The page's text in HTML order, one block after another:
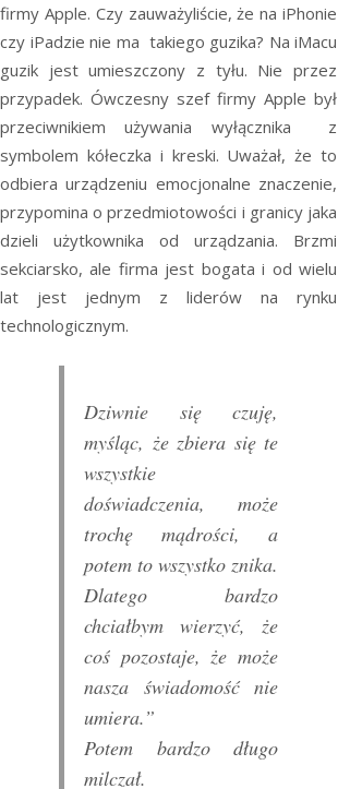
firmy Apple. Czy zauważyliście, że na iPhonie
czy iPadzie nie ma takiego guzika? Na iMacu
guzik jest umieszczony z tyłu. Nie przez
przypadek. Ówczesny szef firmy Apple był
przeciwnikiem używania wyłącznika z
symbolem kółeczka i kreski. Uważał, że to
odbiera urządzeniu emocjonalne znaczenie,
przypomina o przedmiotowości i granicy jaka
dzieli użytkownika od urządzania. Brzmi
sekciarsko, ale firma jest bogata i od wielu
lat jest jednym z liderów na rynku
technologicznym.
Dziwnie się czuję,
myśląc, że zbiera się te
wszystkie
doświadczenia, może
trochę mądrości, a
potem to wszystko znika.
Dlatego bardzo
chciałbym wierzyć, że
coś pozostaje, że może
nasza świadomość nie
umiera.”
Potem bardzo długo
milczał.